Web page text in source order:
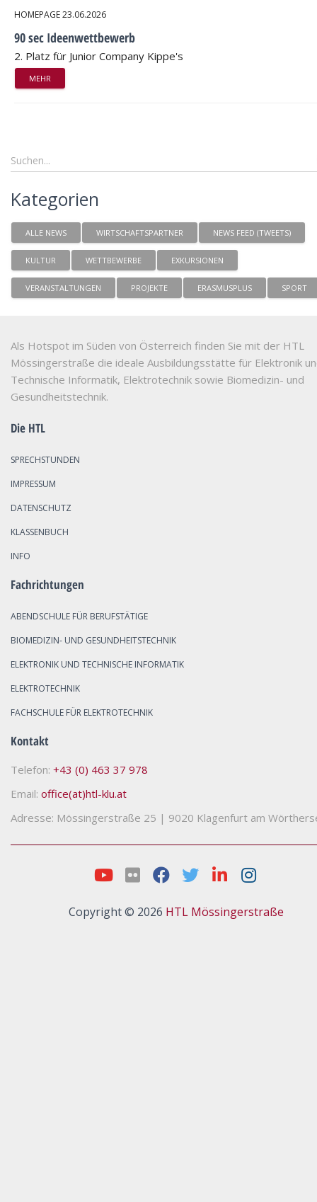
HOMEPAGE23.06.2026
90 sec Ideenwettbewerb
2. Platz für Junior Company Kippe's
MEHR
Kategorien
ALLE NEWS WIRTSCHAFTSPARTNER NEWS FEED (TWEETS)
KULTUR WETTBEWERBE EXKURSIONEN
VERANSTALTUNGEN PROJEKTE ERASMUSPLUS SPORT
Als Hotspot im Süden von Österreich finden Sie mit der HTL
Mössingerstraße die ideale Ausbildungsstätte für Elektronik
Technische Informatik, Elektrotechnik sowie Biomedizin- und
Gesundheitstechnik.
Die HTL
SPRECHSTUNDEN
IMPRESSUM
DATENSCHUTZ
KLASSENBUCH
INFO
Fachrichtungen
ABENDSCHULE FÜR BERUFSTÄTIGE
BIOMEDIZIN- UND GESUNDHEITSTECHNIK
ELEKTRONIK UND TECHNISCHE INFORMATIK
ELEKTROTECHNIK
FACHSCHULE FÜR ELEKTROTECHNIK
Kontakt
Telefon: +43 (0) 463 37 978
Email: office(at)htl-klu.at
Adresse: Mössingerstraße 25 | 9020 Klagenfurt am
Copyright © 2026 HTL Mössingerstraße